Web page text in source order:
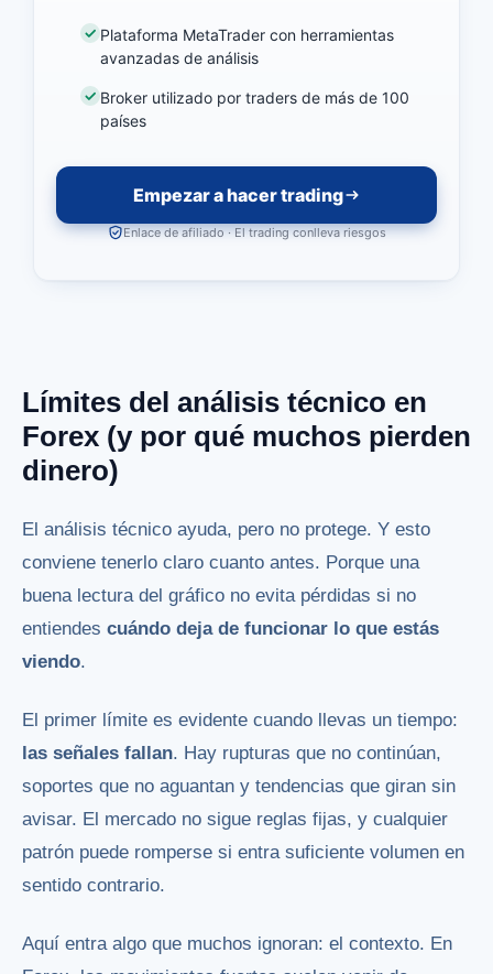
Plataforma MetaTrader con herramientas
avanzadas de análisis
Broker utilizado por traders de más de 100
países
Empezar a hacer trading
Enlace de afiliado · El trading conlleva riesgos
Límites del análisis técnico en
Forex (y por qué muchos pierden
dinero)
El análisis técnico ayuda, pero no protege. Y esto
conviene tenerlo claro cuanto antes. Porque una
buena lectura del gráfico no evita pérdidas si no
entiendes cuándo deja de funcionar lo que estás
viendo.
El primer límite es evidente cuando llevas un tiempo:
las señales fallan. Hay rupturas que no continúan,
soportes que no aguantan y tendencias que giran sin
avisar. El mercado no sigue reglas fijas, y cualquier
patrón puede romperse si entra suficiente volumen en
sentido contrario.
Aquí entra algo que muchos ignoran: el contexto. En